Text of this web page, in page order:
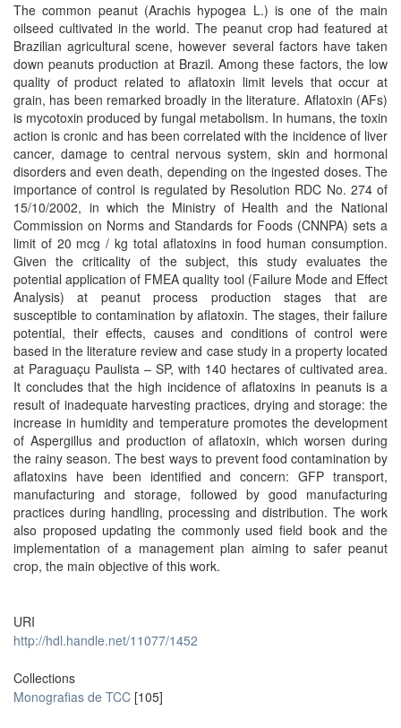
The common peanut (Arachis hypogea L.) is one of the main
oilseed cultivated in the world. The peanut crop had featured at
Brazilian agricultural scene, however several factors have taken
down peanuts production at Brazil. Among these factors, the low
quality of product related to aflatoxin limit levels that occur at
grain, has been remarked broadly in the literature. Aflatoxin (AFs)
is mycotoxin produced by fungal metabolism. In humans, the toxin
action is cronic and has been correlated with the incidence of liver
cancer, damage to central nervous system, skin and hormonal
disorders and even death, depending on the ingested doses. The
importance of control is regulated by Resolution RDC No. 274 of
15/10/2002, in which the Ministry of Health and the National
Commission on Norms and Standards for Foods (CNNPA) sets a
limit of 20 mcg / kg total aflatoxins in food human consumption.
Given the criticality of the subject, this study evaluates the
potential application of FMEA quality tool (Failure Mode and Effect
Analysis) at peanut process production stages that are
susceptible to contamination by aflatoxin. The stages, their failure
potential, their effects, causes and conditions of control were
based in the literature review and case study in a property located
at Paraguaçu Paulista – SP, with 140 hectares of cultivated area.
It concludes that the high incidence of aflatoxins in peanuts is a
result of inadequate harvesting practices, drying and storage: the
increase in humidity and temperature promotes the development
of Aspergillus and production of aflatoxin, which worsen during
the rainy season. The best ways to prevent food contamination by
aflatoxins have been identified and concern: GFP transport,
manufacturing and storage, followed by good manufacturing
practices during handling, processing and distribution. The work
also proposed updating the commonly used field book and the
implementation of a management plan aiming to safer peanut
crop, the main objective of this work.
URI
http://hdl.handle.net/11077/1452
Collections
Monografias de TCC [105]